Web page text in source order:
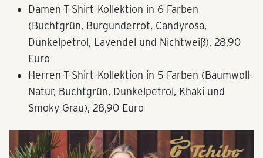
Damen-T-Shirt-Kollektion in 6 Farben
(Buchtgrün, Burgunderrot, Candyrosa,
Dunkelpetrol, Lavendel und Nichtweiß), 28,90
Euro
Herren-T-Shirt-Kollektion in 5 Farben (Baumwoll-
Natur, Buchtgrün, Dunkelpetrol, Khaki und
Smoky Grau), 28,90 Euro